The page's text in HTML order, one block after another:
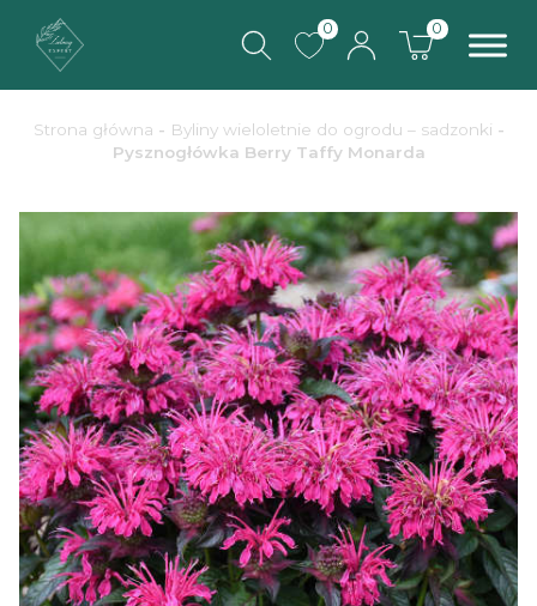
0 0
Strona główna - Byliny wieloletnie do ogrodu – sadzonki -
Pysznogłówka Berry Taffy Monarda